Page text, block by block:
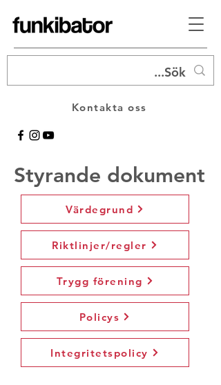
Kontakta oss
Styrande dokument
Värdegrund
Riktlinjer/regler
Trygg förening
Policys
Integritetspolicy